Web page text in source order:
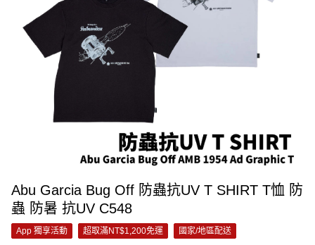
Abu Garcia Bug Off 防蟲抗UV T SHIRT T恤 防
蟲 防暑 抗UV C548
App 獨享活動 超取滿NT$1,200免運 國家/地區配送